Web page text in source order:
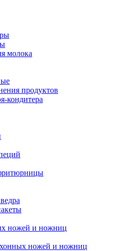
молока
продуктов
кондитера
ножей и ножниц
ножей и ножниц